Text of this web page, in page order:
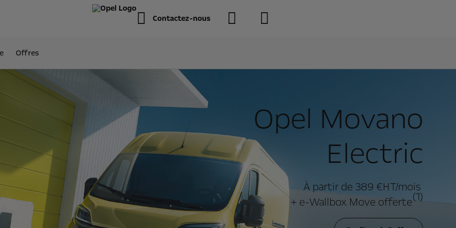
Contactez-nous
Offres
Opel Movano
Electric
À partir de 389 €HT/mois
+ e-Wallbox Move offerte(1)